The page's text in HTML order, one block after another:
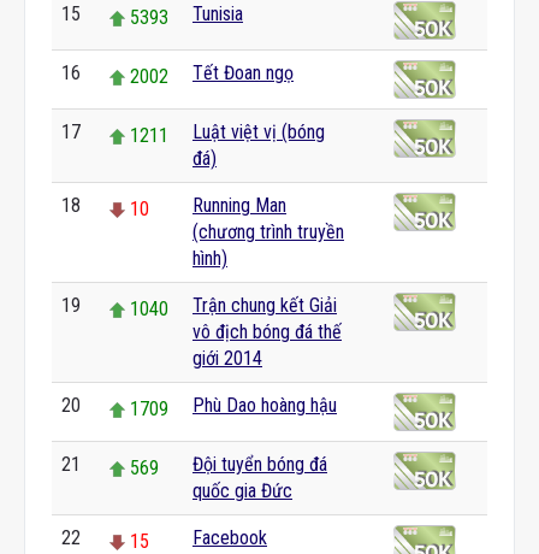
15 5393 Tunisia
16 2002 Tết Đoan ngọ
17 1211
Luật việt vị (bóng
đá)
18 10
Running Man
(chương trình truyền
hình)
19 1040
Trận chung kết Giải
vô địch bóng đá thế
giới 2014
20 1709 Phù Dao hoàng hậu
21 569
Đội tuyển bóng đá
quốc gia Đức
22 15 Facebook